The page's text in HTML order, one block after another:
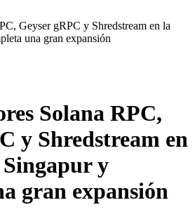
Geyser gRPC y Shredstream en la
una gran expansión
Solana RPC,
y Shredstream en
y
gran expansión